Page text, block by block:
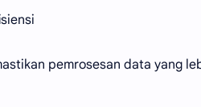
pemrosesan data yang